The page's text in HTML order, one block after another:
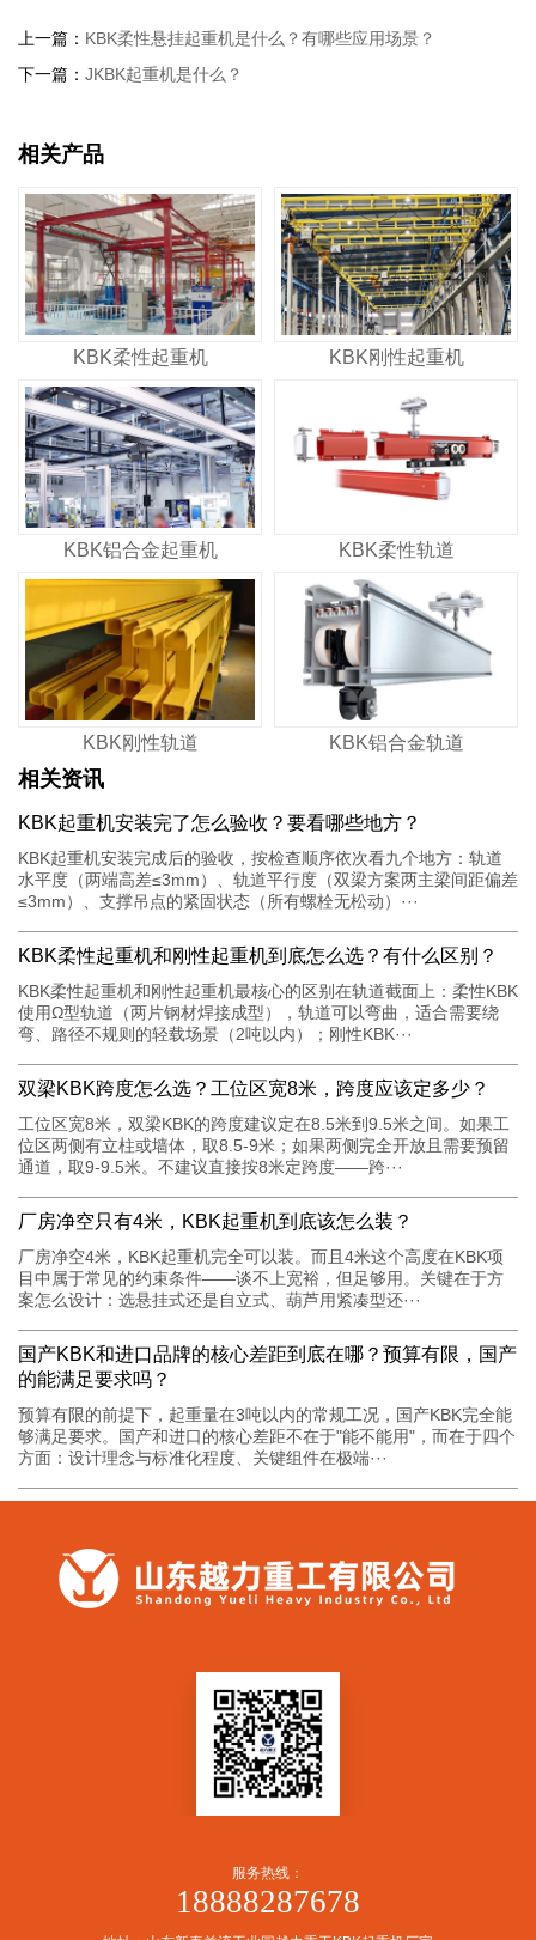
上一篇： KBK柔性悬挂起重机是什么？有哪些应用场景？
下一篇： JKBK起重机是什么？
相关产品
KBK柔性起重机 KBK刚性起重机
KBK铝合金起重机 KBK柔性轨道
KBK刚性轨道 KBK铝合金轨道
相关资讯
KBK起重机安装完了怎么验收？要看哪些地方？
KBK起重机安装完成后的验收，按检查顺序依次看九个地方：轨道
水平度（两端高差≤3mm）、轨道平行度（双梁方案两主梁间距偏差
≤3mm）、支撑吊点的紧固状态（所有螺栓无松动）···
KBK柔性起重机和刚性起重机到底怎么选？有什么区别？
KBK柔性起重机和刚性起重机最核心的区别在轨道截面上：柔性KBK
使用Ω型轨道（两片钢材焊接成型），轨道可以弯曲，适合需要绕
弯、路径不规则的轻载场景（2吨以内）；刚性KBK···
双梁KBK跨度怎么选？工位区宽8米，跨度应该定多少？
工位区宽8米，双梁KBK的跨度建议定在8.5米到9.5米之间。如果工
位区两侧有立柱或墙体，取8.5-9米；如果两侧完全开放且需要预留
通道，取9-9.5米。不建议直接按8米定跨度——跨···
厂房净空只有4米，KBK起重机到底该怎么装？
厂房净空4米，KBK起重机完全可以装。而且4米这个高度在KBK项
目中属于常见的约束条件——谈不上宽裕，但足够用。关键在于方
案怎么设计：选悬挂式还是自立式、葫芦用紧凑型还···
国产KBK和进口品牌的核心差距到底在哪？预算有限，国产
的能满足要求吗？
预算有限的前提下，起重量在3吨以内的常规工况，国产KBK完全能
够满足要求。国产和进口的核心差距不在于"能不能用"，而在于四个
方面：设计理念与标准化程度、关键组件在极端···
服务热线：
18888287678